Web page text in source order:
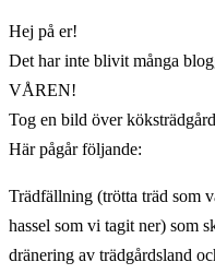
Hej på er!
Det har inte blivit många
VÅREN!
Tog en bild över
Här pågår följande:
Trädfällning (trötta träd som
hassel som vi tagit ner) som
dränering av trädgårdsland